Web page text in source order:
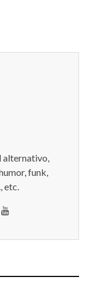
alternativo,
funk,
etc.